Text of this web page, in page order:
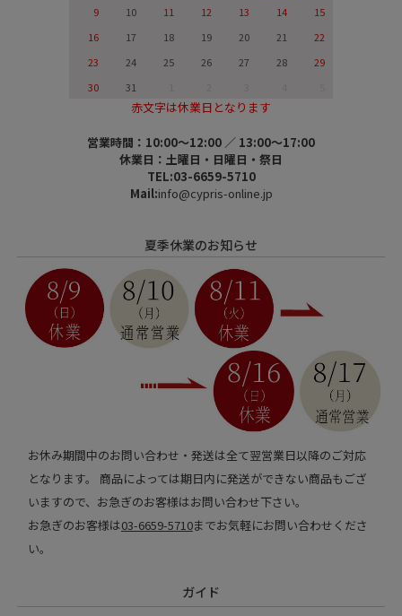
9
10 11 12 13 14
15
16
17 18 19 20 21
22
23
24 25 26 27 28
29
30
31
赤文字は休業日となります
営業時間：10:00～12:00 ／ 13:00～17:00
休業日：土曜日・日曜日・祭日
TEL:03-6659-5710
Mail:info@cypris-online.jp
夏季休業のお知らせ
お休み期間中のお問い合わせ・発送は全て翌営業日以降のご対応
となります。 商品によっては期日内に発送ができない商品もござ
いますので、お急ぎのお客様はお問い合わせ下さい。
お急ぎのお客様は03-6659-5710までお気軽にお問い合わせくださ
い。
ガイド